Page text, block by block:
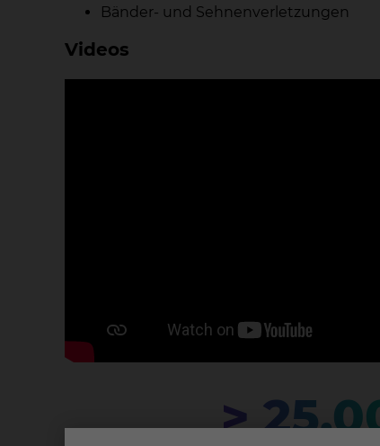
Bänder- und Sehnenverletzungen
Videos
>